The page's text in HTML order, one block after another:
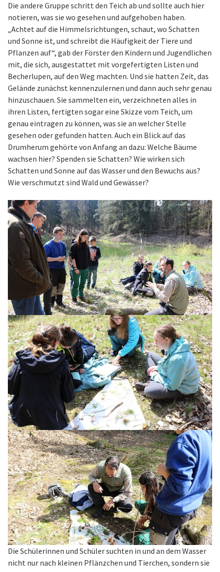
Die andere Gruppe schritt den Teich ab und sollte auch hier
notieren, was sie wo gesehen und aufgehoben haben.
„Achtet auf die Himmelsrichtungen, schaut, wo Schatten
und Sonne ist, und schreibt die Häufigkeit der Tiere und
Pflanzen auf“, gab der Förster den Kindern und Jugendlichen
mit, die sich, ausgestattet mit vorgefertigten Listen und
Becherlupen, auf den Weg machten. Und sie hatten Zeit, das
Gelände zunächst kennenzulernen und dann auch sehr genau
hinzuschauen. Sie sammelten ein, verzeichneten alles in
ihren Listen, fertigten sogar eine Skizze vom Teich, um
genau eintragen zu können, was sie an welcher Stelle
gesehen oder gefunden hatten. Auch ein Blick auf das
Drumherum gehörte von Anfang an dazu: Welche Bäume
wachsen hier? Spenden sie Schatten? Wie wirken sich
Schatten und Sonne auf das Wasser und den Bewuchs aus?
Wie verschmutzt sind Wald und Gewässer?
Die Schülerinnen und Schüler suchten in und an dem Wasser
nicht nur nach kleinen Pflänzchen und Tierchen, sondern sie